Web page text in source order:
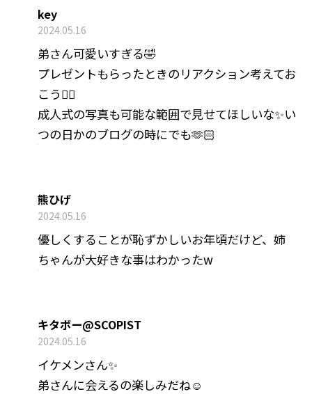
key
2024.05.16
弟さん可愛いすぎる🤣
プレゼントもらったときのリアクション考えてお
こう👍🏻
成人式の写真も可能な範囲で見せてほしいな✨い
つの日かのブログの時にでも🫶🏻
熊ひげ
2024.05.16
優しくすることが恥ずかしいお年頃だけど、姉
ちゃんが大好きな事はわかったw
キタボー@SCOPIST
2024.05.16
イケメンさん✨
弟さんに会えるの楽しみだね☺️